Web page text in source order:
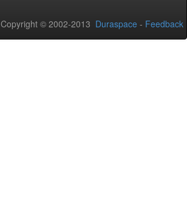
Copyright © 2002-2013 Duraspace - Feedback